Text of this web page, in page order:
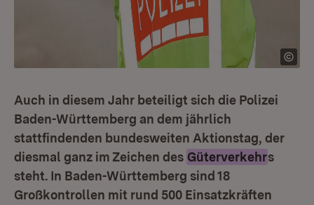
Auch in diesem Jahr beteiligt sich die Polizei
Baden-Württemberg an dem jährlich
stattfindenden bundesweiten Aktionstag, der
diesmal ganz im Zeichen des Güterverkehrs
steht. In Baden-Württemberg sind 18
Großkontrollen mit rund 500 Einsatzkräften